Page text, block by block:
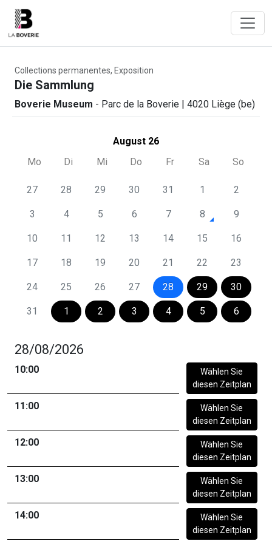
Collections permanentes, Exposition
Die Sammlung
Boverie Museum - Parc de la Boverie | 4020 Liège (be)
August 26
Mo
Di Mi Do Fr Sa So
27 28 29 30 31 1 2
3 4 5 6 7 8 9
10 11 12 13 14 15 16
17 18 19 20 21 22 23
24 25 26 27 28 29 30
31 1 2 3 4 5 6
28/08/2026
10:00
Wählen Sie
diesen Zeitplan
11:00
Wählen Sie
diesen Zeitplan
12:00
Wählen Sie
diesen Zeitplan
13:00
Wählen Sie
diesen Zeitplan
14:00
Wählen Sie
diesen Zeitplan